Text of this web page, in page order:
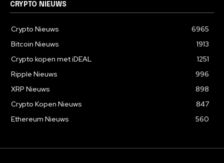
CRYPTO NIEUWS
Crypto Nieuws
6965
Bitcoin Nieuws
1913
Crypto kopen met iDEAL
1251
Ripple Nieuws
996
XRP Nieuws
898
Crypto Kopen Nieuws
847
Ethereum Nieuws
560